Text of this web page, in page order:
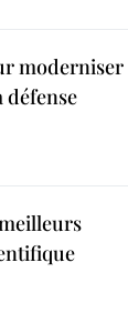
moderniser
défense